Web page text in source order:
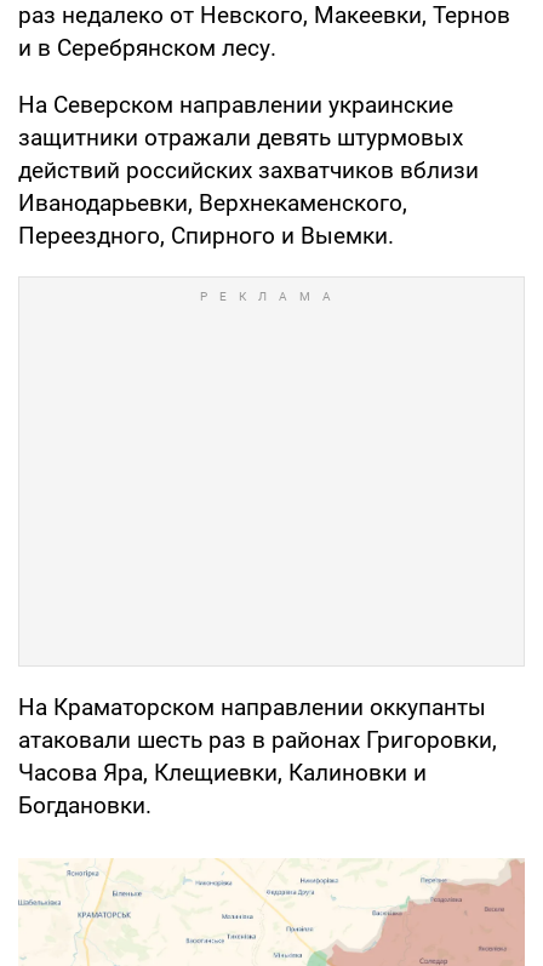
раз недалеко от Невского, Макеевки, Тернов
и в Серебрянском лесу.
На Северском направлении украинские
защитники отражали девять штурмовых
действий российских захватчиков вблизи
Иванодарьевки, Верхнекаменского,
Переездного, Спирного и Выемки.
На Краматорском направлении оккупанты
атаковали шесть раз в районах Григоровки,
Часова Яра, Клещиевки, Калиновки и
Богдановки.